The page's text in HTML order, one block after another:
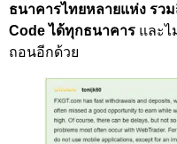
ธนาคารไทยหลายแห่ง รว
Code ได้ทุกธนาคาร และไ
ถอนอีกด้วย